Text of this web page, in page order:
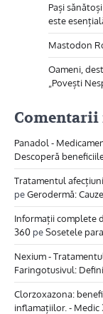
Pași
este
Mastodon
Oameni,
„Povești
Comentarii
Panadol -
Descoperă
Tratamentul
peGerodermă:
Informații complete
360 peSosetele
Nexium -
Faringotusivul:
Clorzoxazona:
inflamațiilor. - Medic